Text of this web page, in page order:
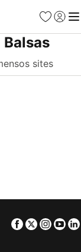
Favoritos
Iniciar
sites
Facebook
Twitter